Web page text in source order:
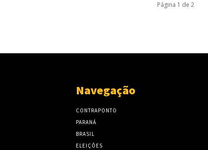
Página 1 de 2
Navegação
CONTRAPONTO
PARANÁ
BRASIL
ELEIÇÕES